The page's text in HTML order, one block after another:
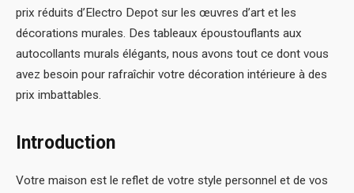
prix réduits d’Electro Depot sur les œuvres d’art et les
décorations murales. Des tableaux époustouflants aux
autocollants murals élégants, nous avons tout ce dont vous
avez besoin pour rafraîchir votre décoration intérieure à des
prix imbattables.
Introduction
Votre maison est le reflet de votre style personnel et de vos